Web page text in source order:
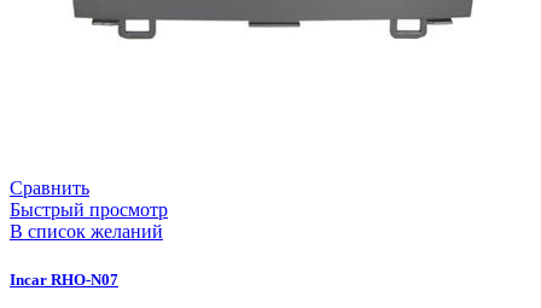
Сравнить
Быстрый просмотр
В список желаний
Incar RHO-N07